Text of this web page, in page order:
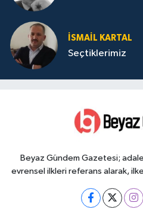
İSMAIL KARTAL
Seçtiklerimiz
Beyaz Gündem Gazetesi;
evrensel ilkleri referans alarak,